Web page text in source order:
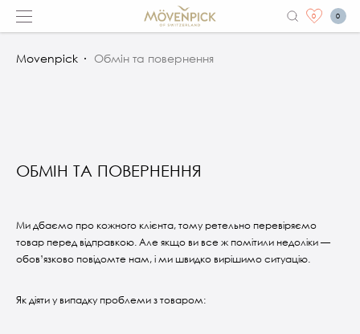
0 0
Movenpick Обмін та повернення
ОБМІН ТА ПОВЕРНЕННЯ
Ми дбаємо про кожного клієнта, тому ретельно перевіряємо
товар перед відправкою. Але якщо ви все ж помітили недоліки —
обов’язково повідомте нам, і ми швидко вирішимо ситуацію.
Як діяти у випадку проблеми з товаром: